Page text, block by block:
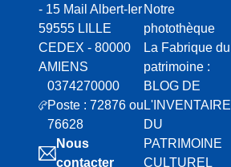
- 15 Mail Albert-Ier
59555 LILLE
CEDEX - 80000
AMIENS
0374270000
Poste : 72876 ou
76628
Nous
contacter
Notre
photothèque
La Fabrique du
patrimoine :
BLOG DE
L'INVENTAIRE
DU
PATRIMOINE
CULTUREL